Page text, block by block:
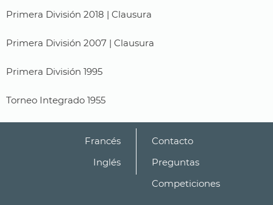
Primera División 2018 | Clausura
Primera División 2007 | Clausura
Primera División 1995
Torneo Integrado 1955
Francés
Inglés
Contacto
Preguntas
Competiciones